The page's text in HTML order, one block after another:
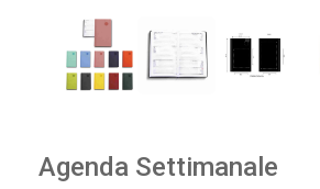
Agenda Settimanale